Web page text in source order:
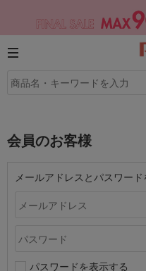
会員のお客様
メールアドレスとパスワー
パスワードを表示する